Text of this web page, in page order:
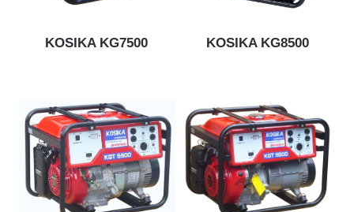
KOSIKA KG7500 KOSIKA KG8500